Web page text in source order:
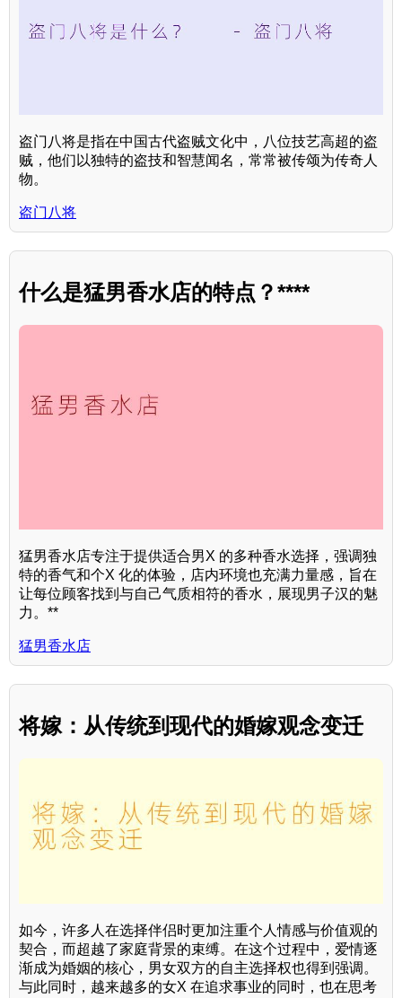
盗门八将是指在中国古代盗贼文化中，八位技艺高超的盗
贼，他们以独特的盗技和智慧闻名，常常被传颂为传奇人
物。
盗门八将
什么是猛男香水店的特点？****
猛男香水店专注于提供适合男X 的多种香水选择，强调独
特的香气和个X 化的体验，店内环境也充满力量感，旨在
让每位顾客找到与自己气质相符的香水，展现男子汉的魅
力。**
猛男香水店
将嫁：从传统到现代的婚嫁观念变迁
如今，许多人在选择伴侣时更加注重个人情感与价值观的
契合，而超越了家庭背景的束缚。在这个过程中，爱情逐
渐成为婚姻的核心，男女双方的自主选择权也得到强调。
与此同时，越来越多的女X 在追求事业的同时，也在思考